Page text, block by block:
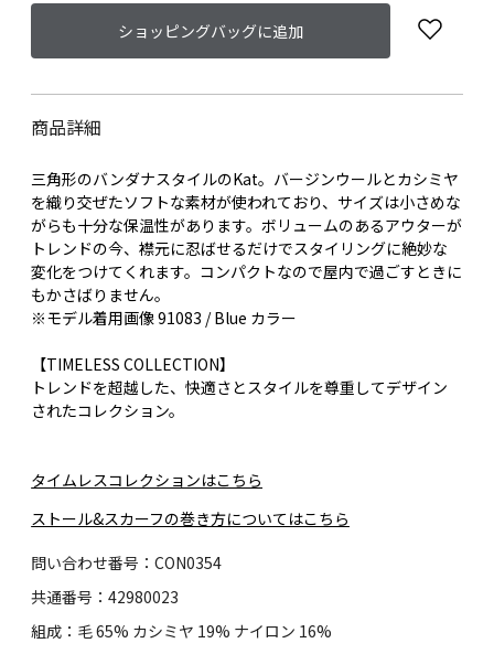
ショッピングバッグに追加
商品詳細
三角形のバンダナスタイルのKat。バージンウールとカシミヤ
を織り交ぜたソフトな素材が使われており、サイズは小さめな
がらも十分な保温性があります。ボリュームのあるアウターが
トレンドの今、襟元に忍ばせるだけでスタイリングに絶妙な
変化をつけてくれます。コンパクトなので屋内で過ごすときに
もかさばりません。
※モデル着用画像 91083 / Blue カラー
【TIMELESS COLLECTION】
トレンドを超越した、快適さとスタイルを尊重してデザイン
されたコレクション。
タイムレスコレクションはこちら
ストール&スカーフの巻き方についてはこちら
問い合わせ番号：CON0354
共通番号：42980023
組成：毛 65% カシミヤ 19% ナイロン 16%